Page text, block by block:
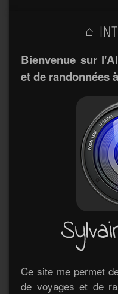
Bienvenue sur
et de randonnées
Ce site me permet
de voyages et de